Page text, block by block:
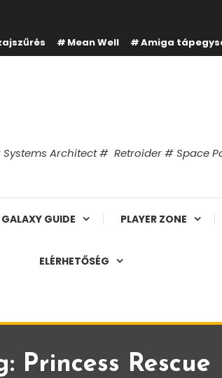
Mean Well Amiga
Architect # Retroider # Space
GUIDE PLAYER ZONE
ELÉRHETŐSÉG
Princess Rescue